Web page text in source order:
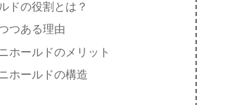
ドの役割とは？
つある理由
ホールドのメリット
ホールドの構造